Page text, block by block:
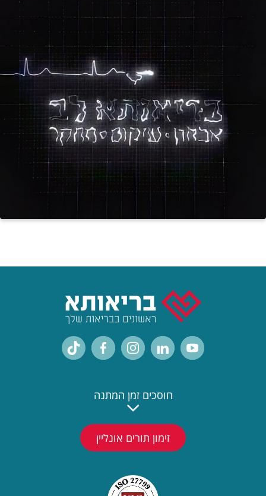
חוסכים זמן המתנה
זימון תורים אונליין